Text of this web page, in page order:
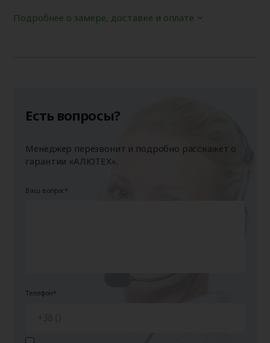
Подробнее о замере, доставке и оплате
Есть вопросы?
Менеджер перезвонит и подробно расскажет о
гарантии «АЛЮТЕХ».
Ваш вопрос
Телефон